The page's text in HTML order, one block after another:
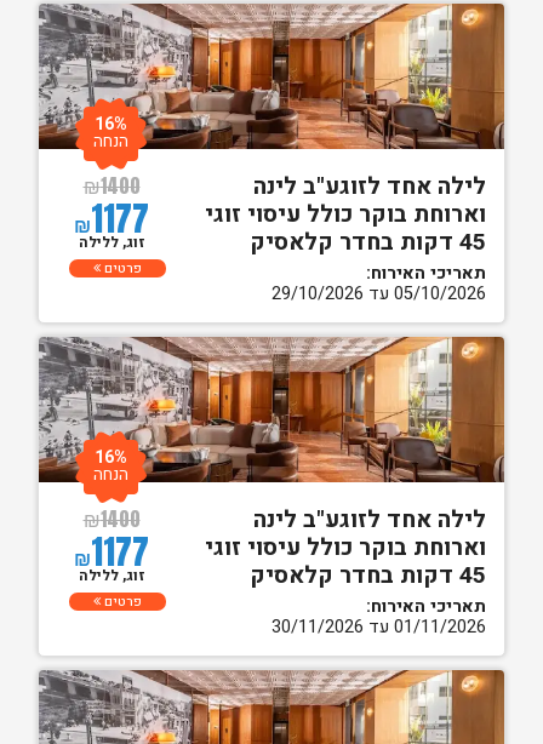
לילה אחד לזוגע"ב לינה
וארוחת בוקר כולל עיסוי זוגי
45 דקות בחדר קלאסיק
תאריכי האירוח:
05/10/2026 עד 29/10/2026
₪1400
₪1177
16%
הנחה
זוג, ללילה
פרטים
לילה אחד לזוגע"ב לינה
וארוחת בוקר כולל עיסוי זוגי
45 דקות בחדר קלאסיק
תאריכי האירוח:
01/11/2026 עד 30/11/2026
₪1400
₪1177
16%
הנחה
זוג, ללילה
פרטים